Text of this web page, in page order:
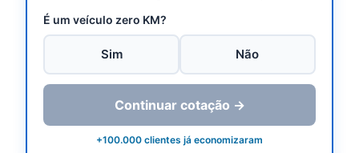
É um veículo zero KM?
Sim Não
Continuar cotação →
+100.000 clientes já economizaram